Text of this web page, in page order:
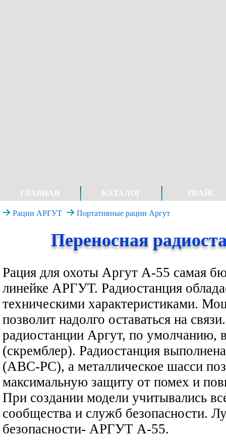
ГЛАВНАЯ КАТАЛОГ ПРАЙС
Рации АРГУТ Портативные рации Аргут
Переносная
Рация для охоты Аргут А-55 самая
линейке АРГУТ. Радиостанция
техническими характеристиками.
позволит надолго оставаться на
радиостанции Аргут, по умолчанию,
(скремблер). Радиостанция
(АВС-РС), а металлическое шасси
максимальную защиту от помех и
При создании модели учитывались
сообщества и служб безопасности.
безопасности- АРГУТ А-55.